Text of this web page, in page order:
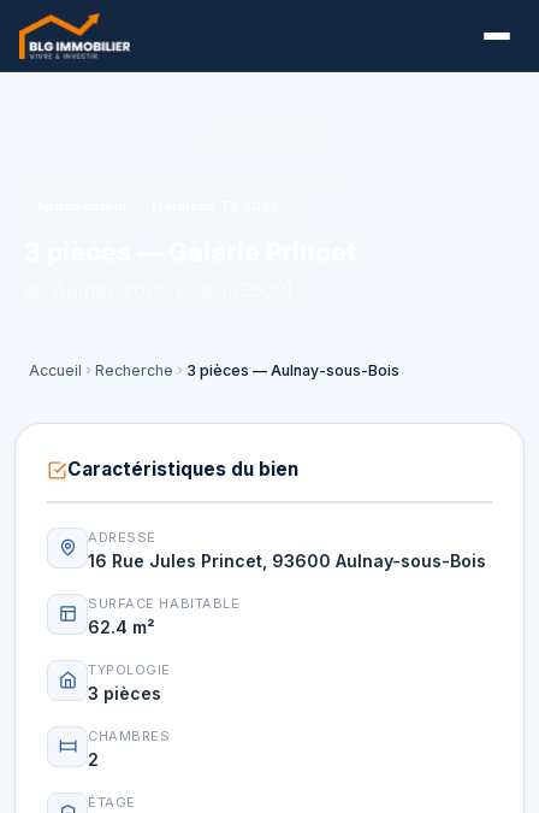
Accueil Recherche 3 pièces — Aulnay-sous-Bois
Caractéristiques du bien
ADRESSE
16 Rue Jules Princet, 93600 Aulnay-sous-Bois
SURFACE HABITABLE
62.4 m²
TYPOLOGIE
3 pièces
CHAMBRES
2
ÉTAGE